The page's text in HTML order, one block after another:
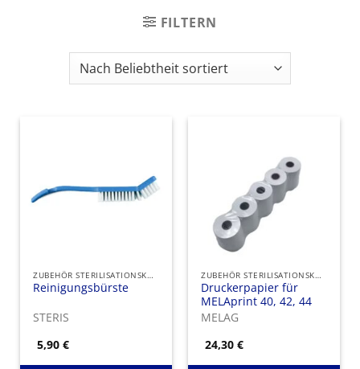
FILTERN
ZUBEHÖR STERILISATIONSKONTROLLE
Reinigungsbürste
STERIS
5,90€
ZUBEHÖR STERILISATIONSKONTROLLE
Druckerpapier für
MELAprint 40, 42, 44
MELAG
24,30€